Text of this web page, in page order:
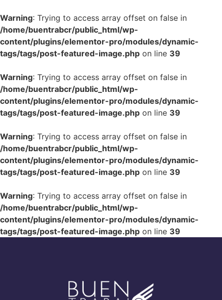
Warning: Trying to access array offset on false in
/home/buentrabcr/public_html/wp-
content/plugins/elementor-pro/modules/dynamic-
tags/tags/post-featured-image.php on line 39
Warning: Trying to access array offset on false in
/home/buentrabcr/public_html/wp-
content/plugins/elementor-pro/modules/dynamic-
tags/tags/post-featured-image.php on line 39
Warning: Trying to access array offset on false in
/home/buentrabcr/public_html/wp-
content/plugins/elementor-pro/modules/dynamic-
tags/tags/post-featured-image.php on line 39
Warning: Trying to access array offset on false in
/home/buentrabcr/public_html/wp-
content/plugins/elementor-pro/modules/dynamic-
tags/tags/post-featured-image.php on line 39